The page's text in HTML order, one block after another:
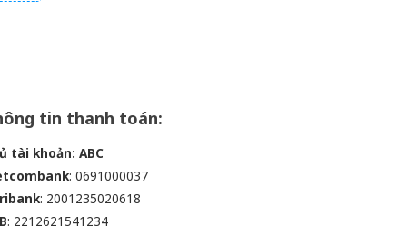
tin thanh toán:
tài khoản: ABC
: 0691000037
: 2001235020618
: 2212621541234